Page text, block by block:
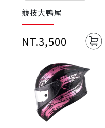
競技大鴨尾
NT.3,500